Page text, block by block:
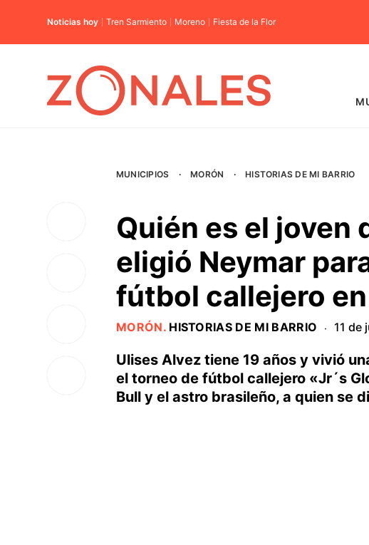
Noticias hoy Tren Sarmiento Moreno Fiesta de la Flor
MUNICIPIOS · MORÓN · HISTORIAS DE MI BARRIO
Quién es el joven
eligió Neymar
fútbol callejero
MORÓN. HISTORIAS DE MI BARRIO · 11 de
Ulises Alvez tiene 19 años y vivió
el torneo de fútbol callejero «Jr´s
Bull y el astro brasileño, a quien se